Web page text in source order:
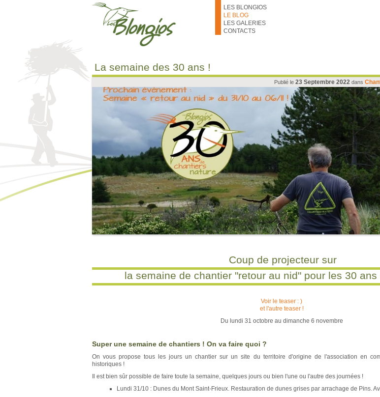
LES BLONGIOS
LE BLOG
LES GALERIES
CONTACTS
La semaine des 30 ans !
Publié le 23 Septembre 2022 dans
Coup de projecteur sur
la semaine de chantier "retour au nid" pour les 30
Voir le teaser : )
et l'autre teaser !
Du lundi 31 octobre au dimanche 6 novembre
Super une semaine de chantiers ! On va faire quoi ?
On vous propose tous les jours un chantier sur un site du territoire d'origine de l'association en
historiques !
Il est bien sûr possible de faire toute la semaine, quelques jours ou bien l'une ou l'autre des journées !
Lundi 31/10 : Dunes du Mont Saint-Frieux. Restauration de dunes grises par arrachage de Pins.